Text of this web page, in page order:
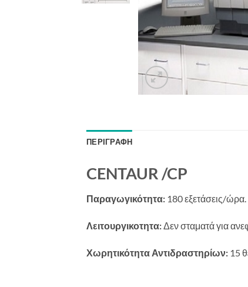
ΠΕΡΙΓΡΑΦΉ
CENTAUR /CP
Παραγωγικότητα: 180 εξετάσεις/ώρα.
Λειτουργικοτητα:Δεν σταματά για
Χωρητικότητα Αντιδραστηρίων: 15